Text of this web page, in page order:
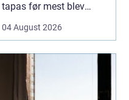
tapas før mest blev
spanske barer, er
fortolket på nye måder
med danske råvarer og
nordiske smage. Mange
04 August 2026